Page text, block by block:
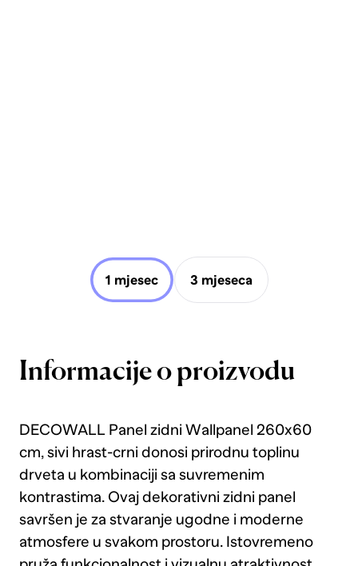
1 mjesec 3 mjeseca
Informacije o proizvodu
DECOWALL Panel zidni Wallpanel 260x60
cm, sivi hrast-crni donosi prirodnu toplinu
drveta u kombinaciji sa suvremenim
kontrastima. Ovaj dekorativni zidni panel
savršen je za stvaranje ugodne i moderne
atmosfere u svakom prostoru. Istovremeno